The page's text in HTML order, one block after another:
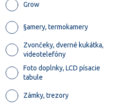
Grow
§amery, termokamery
Zvončeky, dverné kukátka,
videotelefóny
Foto doplnky, LCD písacie
tabule
Zámky, trezory